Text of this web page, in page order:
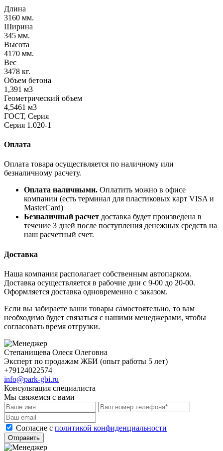
Длина
3160 мм.
Ширина
345 мм.
Высота
4170 мм.
Вес
3478 кг.
Объем бетона
1,391 м3
Геометрический объем
4,5461 м3
ГОСТ, Серия
Серия 1.020-1
Оплата
Оплата товара осуществляется по наличному или
безналичному расчету.
Оплата наличными. Оплатить можно в офисе
компании (есть терминал для пластиковых карт VISA и
MasterCard)
Безналичный расчет доставка будет произведена в
течение 3 дней после поступления денежных средств на
наш расчетный счет.
Доставка
Наша компания располагает собственным автопарком.
Доставка осуществляется в рабочие дни с 9-00 до 20-00.
Оформляется доставка одновременно с заказом.
Если вы забираете ваши товары самостоятельно, то вам
необходимо будет связаться с нашими менеджерами, чтобы
согласовать время отгрузки.
Степанищева Олеся Олеговна
Эксперт по продажам ЖБИ (опыт работы 5 лет)
+79124022574
info@park-gbi.ru
Консультация специалиста
Мы свяжемся с вами
Cогласие с политикой конфиденциальности
Отправить